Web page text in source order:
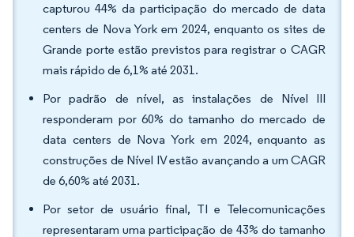
capturou 44% da participação do mercado de data
centers de Nova York em 2024, enquanto os sites de
Grande porte estão previstos para registrar o CAGR
mais rápido de 6,1% até 2031.
Por padrão de nível, as instalações de Nível III
responderam por 60% do tamanho do mercado de
data centers de Nova York em 2024, enquanto as
construções de Nível IV estão avançando a um CAGR
de 6,60% até 2031.
Por setor de usuário final, TI e Telecomunicações
representaram uma participação de 43% do tamanho